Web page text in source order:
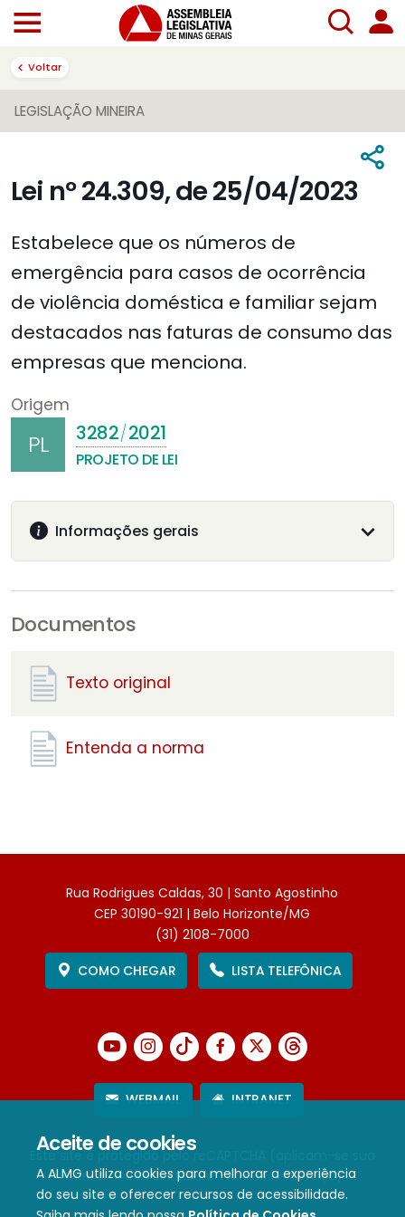
Aceite de cookies
A ALMG utiliza cookies para melhorar a experiência
do seu site e oferecer recursos de acessibilidade.
Voltar
LEGISLAÇÃO MINEIRA
Lei nº 24.309, de 25/04/2023
Estabelece que os números de
emergência para casos de ocorrência
de violência doméstica e familiar sejam
destacados nas faturas de consumo das
empresas que menciona.
Origem
PL 3282/2021
PROJETO DE LEI
Informações gerais
Documentos
Texto original
Entenda a norma
Rua Rodrigues Caldas, 30 | Santo Agostinho
CEP 30190-921 | Belo Horizonte/MG
(31) 2108-7000
COMO CHEGAR
LISTA TELEFÔNICA
WEBMAIL INTRANET
Este site é protegido pelo reCAPTCHA (aplicam-se sua
Política de PrivacidadeeTermos de Serviço).